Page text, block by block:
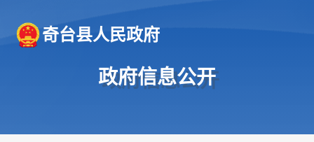
奇台县人民政府
政府信息公开